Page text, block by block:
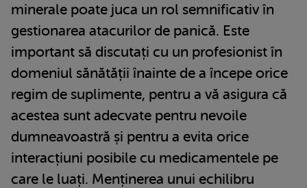
minerale poate juca un rol semnificativ în
gestionarea atacurilor de panică. Este
important să discutați cu un profesionist în
domeniul sănătății înainte de a începe orice
regim de suplimente, pentru a vă asigura că
acestea sunt adecvate pentru nevoile
dumneavoastră și pentru a evita orice
interacțiuni posibile cu medicamentele pe
care le luați. Menținerea unui echilibru